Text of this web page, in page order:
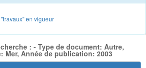
en vigueur
: - Type de document: Autre,
Mer, Année de publication: 2003